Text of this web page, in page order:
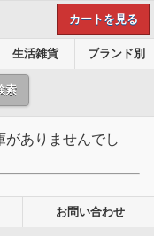
カートを見る
生活雑貨 ブランド別
索
がありませんでし
お問い合わせ